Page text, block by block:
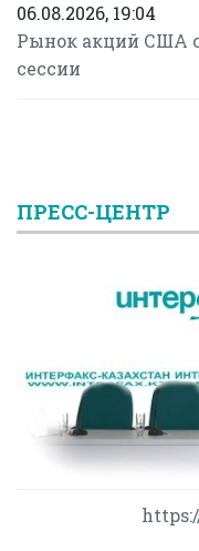
06.08.2026, 19:04
Рынок акций США
сессии
ПРЕСС-ЦЕНТР